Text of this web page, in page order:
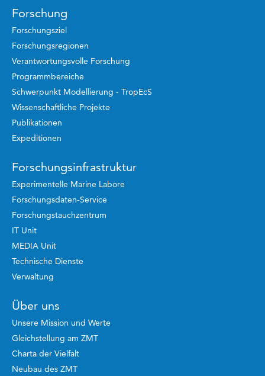
Forschung
Forschungsziel
Forschungsregionen
Verantwortungsvolle Forschung
Programmbereiche
Schwerpunkt Modellierung - TropEcS
Wissenschaftliche Projekte
Publikationen
Expeditionen
Forschungsinfrastruktur
Experimentelle Marine Labore
Forschungsdaten-Service
Forschungstauchzentrum
IT Unit
MEDIA Unit
Technische Dienste
Verwaltung
Über uns
Unsere Mission und Werte
Gleichstellung am ZMT
Charta der Vielfalt
Neubau des ZMT